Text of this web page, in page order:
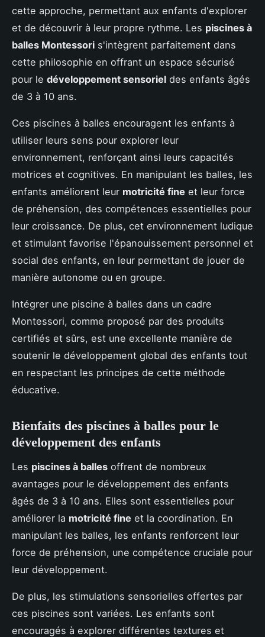
cette approche, permettant aux enfants d'explorer
et de découvrir à leur propre rythme. Les piscines à
balles Montessori s'intègrent parfaitement dans
cette philosophie en offrant un espace sécurisé
pour le développement sensoriel des enfants âgés
de 3 à 10 ans.
Ces piscines à balles encouragent les enfants à
utiliser leurs sens pour explorer leur
environnement, renforçant ainsi leurs capacités
motrices et cognitives. En manipulant les balles, les
enfants améliorent leur motricité fine et leur force
de préhension, des compétences essentielles pour
leur croissance. De plus, cet environnement ludique
et stimulant favorise l'épanouissement personnel et
social des enfants, en leur permettant de jouer de
manière autonome ou en groupe.
Intégrer une piscine à balles dans un cadre
Montessori, comme proposé par des produits
certifiés et sûrs, est une excellente manière de
soutenir le développement global des enfants tout
en respectant les principes de cette méthode
éducative.
Bienfaits des piscines à balles pour le
développement des enfants
Les piscines à balles offrent de nombreux
avantages pour le développement des enfants
âgés de 3 à 10 ans. Elles sont essentielles pour
améliorer la motricité fine et la coordination. En
manipulant les balles, les enfants renforcent leur
force de préhension, une compétence cruciale pour
leur développement.
De plus, les stimulations sensorielles offertes par
ces piscines sont variées. Les enfants sont
encouragés à explorer différentes textures et